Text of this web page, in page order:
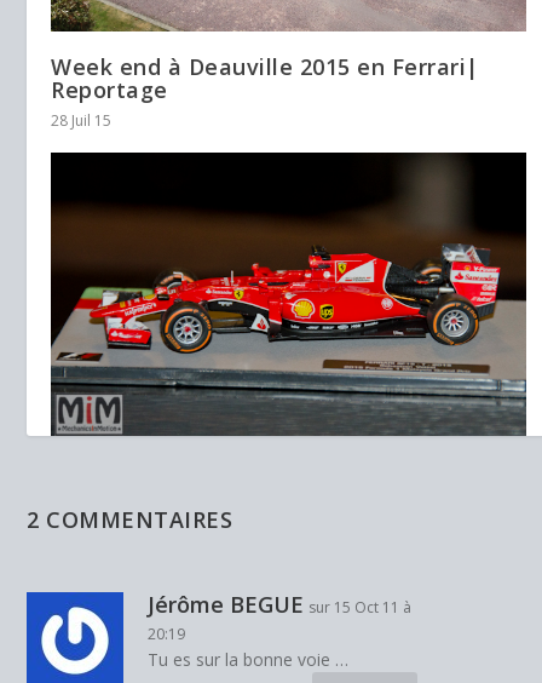
Week end à Deauville 2015 en Ferrari|
Reportage
28 Juil 15
2 COMMENTAIRES
Jérôme BEGUE sur 15 Oct 11 à
20:19
Tu es sur la bonne voie …